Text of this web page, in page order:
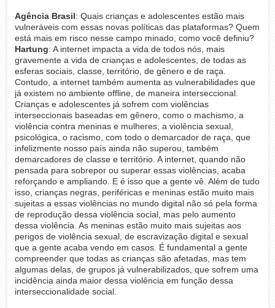
Agência Brasil: Quais crianças e adolescentes estão mais
vulneráveis com essas novas políticas das plataformas? Quem
está mais em risco nesse campo minado, como você definiu?
Hartung: A internet impacta a vida de todos nós, mais
gravemente a vida de crianças e adolescentes, de todas as
esferas sociais, classe, território, de gênero e de raça.
Contudo, a internet também aumenta as vulnerabilidades que
já existem no ambiente offline, de maneira interseccional.
Crianças e adolescentes já sofrem com violências
interseccionais baseadas em gênero, como o machismo, a
violência contra meninas e mulheres, a violência sexual,
psicológica, o racismo, com todo o demarcador de raça, que
infelizmente nosso país ainda não superou, também
demarcadores de classe e território. A internet, quando não
pensada para sobrepor ou superar essas violências, acaba
reforçando e ampliando. E é isso que a gente vê. Além de tudo
isso, crianças negras, periféricas e meninas estão muito mais
sujeitas a essas violências no mundo digital não só pela forma
de reprodução dessa violência social, mas pelo aumento
dessa violência. As meninas estão muito mais sujeitas aos
perigos de violência sexual, de escravização digital e sexual
que a gente acaba vendo em casos. É fundamental a gente
compreender que todas as crianças são afetadas, mas tem
algumas delas, de grupos já vulnerabilizados, que sofrem uma
incidência ainda maior dessa violência em função dessa
interseccionalidade social.